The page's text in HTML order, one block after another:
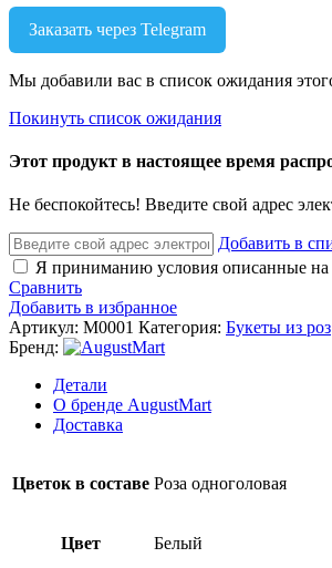
Заказать через Telegram
Мы добавили вас в список ожидания
Покинуть список ожидания
Этот продукт в настоящее время
Не беспокойтесь! Введите свой адрес
Добавить в
Я приниманию условия описанные на
Сравнить
Добавить в избранное
Артикул: M0001 Категория: Букеты из роз
Бренд:
Детали
О бренде AugustMart
Доставка
Цветок в составе Роза одноголовая
Цвет Белый